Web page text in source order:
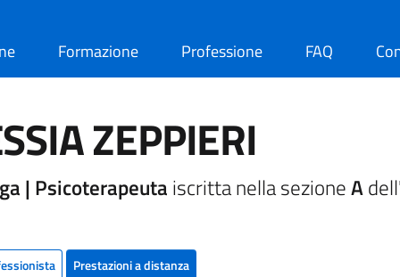
Formazione Professione FAQ
ZEPPIERI
| Psicoterapeuta iscritta nella sezioneA
Prestazioni a distanza